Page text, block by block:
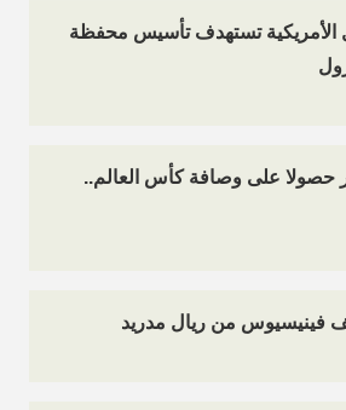
الأمريكية تستهدف تأسيس محفظة
حصولا على وصافة كأس العالم..
فينيسيوس من ريال مدريد